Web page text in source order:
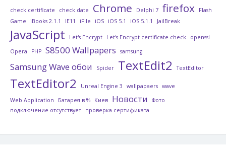
check certificate check date Chrome Delphi 7 firefox
Flash
Game
iBooks 2.1.1 IE11 iFile iOS iOS 5.1 iOS 5.1.1 JailBreak
JavaScript Let's Encrypt Let's Encrypt certificate check
openssl
Opera
PHP S8500 Wallpapers samsung
Samsung Wave обои Spider TextEdit2 TextEditor
TextEditor2 Unreal Engine 3 wallpapaers wave
Web Application
Батарея в % Киев Новости
Фото
подключение отсутствует
проверка сертификата